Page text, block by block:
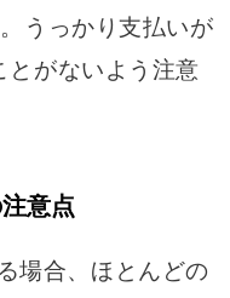
うっかり支払いが
とがないよう注意
意点
場合、ほとんどの